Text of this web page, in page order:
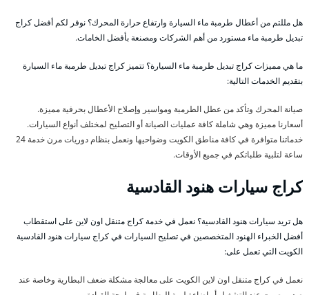
هل مللتم من أعطال طرمبة ماء السيارة وارتفاع حرارة المحرك؟ نوفر لكم أفضل كراج
تبديل طرمبة ماء مستورد من أهم الشركات ومصنعة بأفضل الخامات.
ما هي مميزات كراج تبديل طرمبة ماء السيارة؟ تتميز كراج تبديل طرمبة ماء السيارة
بتقديم الخدمات التالية:
صيانة المحرك وتأكد من عطل الطرمبة ومواسير وإصلاح الأعطال بحرفية مميزة.
أسعارنا مميزة وهي شاملة كافة عمليات الصيانة أو التصليح لمختلف أنواع السيارات.
خدماتنا متوافرة في كافة مناطق الكويت وضواحيها ونعمل بنظام دوريات مرن خدمة 24
ساعة لتلبية طلباتكم في جميع الأوقات.
كراج سيارات هنود القادسية
هل تريد سيارات هنود القادسية؟ نعمل في خدمة كراج متنقل اون لاين على استقطاب
أفضل الخبراء الهنود المتخصصين في تصليح السيارات في كراج سيارات هنود القادسية
الكويت التي تعمل على:
نعمل في كراج متنقل اون لاين الكويت على معالجة مشكلة ضعف البطارية وخاصة عند